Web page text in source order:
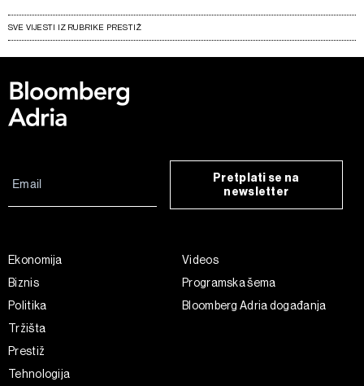
SVE VIJESTI IZ RUBRIKE PRESTIŽ
Pretplati se na
newsletter
Ekonomija
Biznis
Politika
Tržišta
Prestiž
Tehnologija
Videos
Programska šema
Bloomberg Adria događanja